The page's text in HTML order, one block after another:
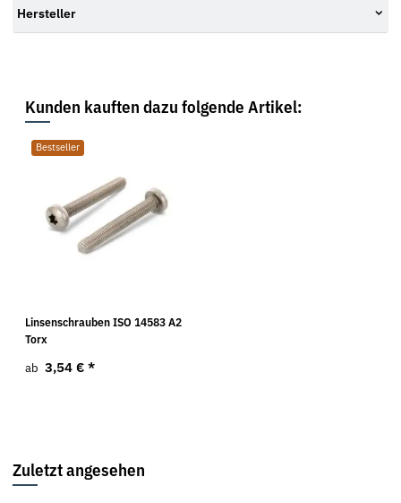
Hersteller
Kunden kauften dazu folgende Artikel:
Bestseller
Linsenschrauben ISO 14583 A2
Torx
ab 3,54 € *
Zuletzt angesehen